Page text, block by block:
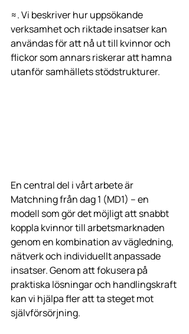
≈. Vi beskriver hur uppsökande
verksamhet och riktade insatser kan
användas för att nå ut till kvinnor och
flickor som annars riskerar att hamna
utanför samhällets stödstrukturer.
En central del i vårt arbete är
Matchning från dag 1 (MD1) – en
modell som gör det möjligt att snabbt
koppla kvinnor till arbetsmarknaden
genom en kombination av vägledning,
nätverk och individuellt anpassade
insatser. Genom att fokusera på
praktiska lösningar och handlingskraft
kan vi hjälpa fler att ta steget mot
självförsörjning.